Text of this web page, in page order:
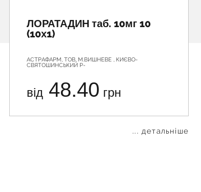
ЛОРАТАДИН таб. 10мг 10
(10х1)
АСТРАФАРМ, ТОВ, М.ВИШНЕВЕ , КИЄВО-
СВЯТОШИНСЬКИЙ Р-
від 48.40 грн
... детальніше